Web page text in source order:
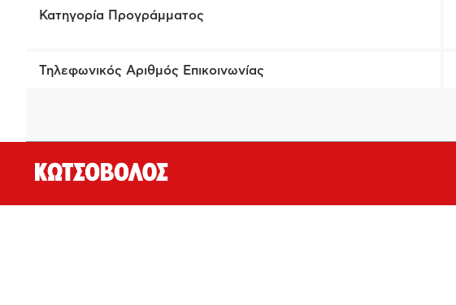
Κατηγορία Προγράμματος
Τηλεφωνικός Αριθμός Επικοινωνίας